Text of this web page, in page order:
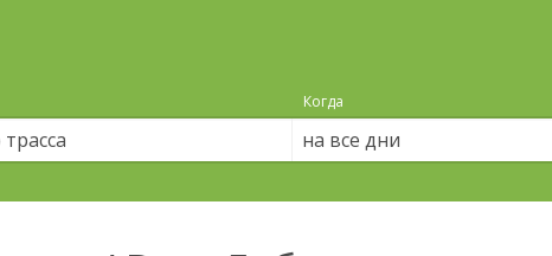
Когда
на все дни